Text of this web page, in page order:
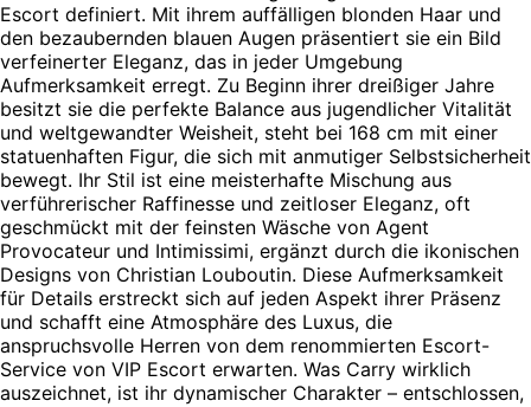
Escort definiert. Mit ihrem auffälligen blonden Haar und
den bezaubernden blauen Augen präsentiert sie ein Bild
verfeinerter Eleganz, das in jeder Umgebung
Aufmerksamkeit erregt. Zu Beginn ihrer dreißiger Jahre
besitzt sie die perfekte Balance aus jugendlicher Vitalität
und weltgewandter Weisheit, steht bei 168 cm mit einer
statuenhaften Figur, die sich mit anmutiger Selbstsicherheit
bewegt. Ihr Stil ist eine meisterhafte Mischung aus
verführerischer Raffinesse und zeitloser Eleganz, oft
geschmückt mit der feinsten Wäsche von Agent
Provocateur und Intimissimi, ergänzt durch die ikonischen
Designs von Christian Louboutin. Diese Aufmerksamkeit
für Details erstreckt sich auf jeden Aspekt ihrer Präsenz
und schafft eine Atmosphäre des Luxus, die
anspruchsvolle Herren von dem renommierten Escort-
Service von VIP Escort erwarten. Was Carry wirklich
auszeichnet, ist ihr dynamischer Charakter – entschlossen,